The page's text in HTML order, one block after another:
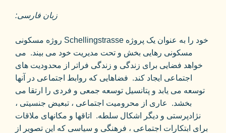
:زبان فارسی
روژه مسکونی Schellingstrasse خود را به عنوان یک پروژه
مسکونی رهایی بخش و تحت مدیریت خود می بیند. می
خواهد فضایی برای زندگی و زندگی فراتر از محدودیت های
اجتماعی ایجاد کند. فضاهایی که روابط اجتماعی در آنها
توسعه می یابد و پتانسیل توسعه جمعی و فردی را ارتقا می
بخشد. عاری از محرومیت اجتماعی ، تبعیض جنسیتی ،
نژادپرستی و دیگر اشکال سلطه. اتاقها و مکانهای ملاقات
برای ابتکارات اجتماعی ، فرهنگی و سیاسی که این تصویر از